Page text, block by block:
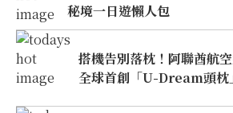
秘境一日遊懶人包
搭機告別落枕！阿聯酋航
全球首創「U-Dream頭枕